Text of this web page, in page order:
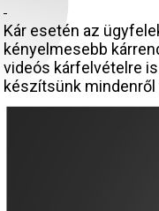
Kár esetén az
kényelmesebb
videós kárfelvételre
készítsünk